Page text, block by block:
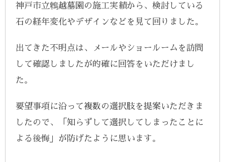
神戸市立鵯越墓園の施工実績から、検討している
石の経年変化やデザインなどを見て回りました。
出てきた不明点は、メールやショールームを訪問
して確認しましたが的確に回答をいただけまし
た。
要望事項に沿って複数の選択肢を提案いただきま
したので、「知らずして選択してしまったことに
よる後悔」が防げたように思います。